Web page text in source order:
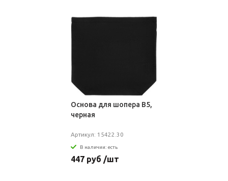
Основа для шопера B5,
черная
Артикул: 15422.30
В наличии: есть
447 руб /шт